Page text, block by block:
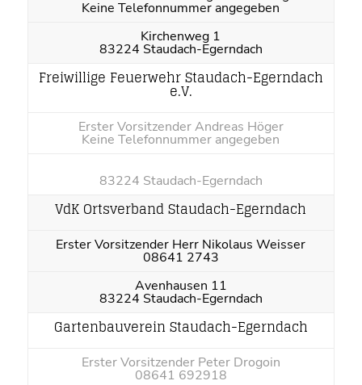
Keine Telefonnummer angegeben
Kirchenweg 1
83224 Staudach-Egerndach
Freiwillige Feuerwehr Staudach-Egerndach
e.V.
Erster Vorsitzender Andreas Höger
Keine Telefonnummer angegeben
83224 Staudach-Egerndach
VdK Ortsverband Staudach-Egerndach
Erster Vorsitzender Herr Nikolaus Weisser
08641 2743
Avenhausen 11
83224 Staudach-Egerndach
Gartenbauverein Staudach-Egerndach
Erster Vorsitzender Peter Drogoin
08641 692918